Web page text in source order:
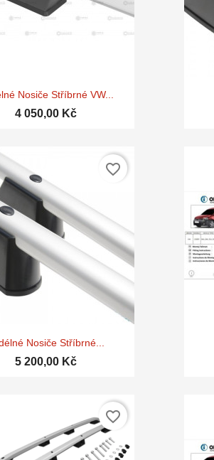
 Rychlý náhled
Nosiče Stříbrné VW...
4 050,00 Kč
Rychlý náhled
Nosiče Stříbrné...
5 200,00 Kč
favorite_border
favorite_border